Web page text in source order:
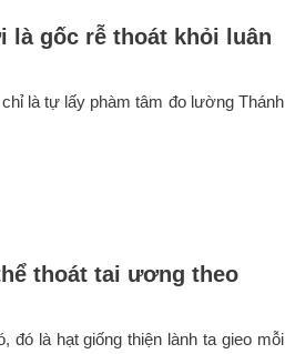
là gốc rễ thoát khỏi luân
là tự lấy phàm tâm đo lường Thánh
thoát tai ương theo
đó là hạt giống thiện lành ta gieo mỗi